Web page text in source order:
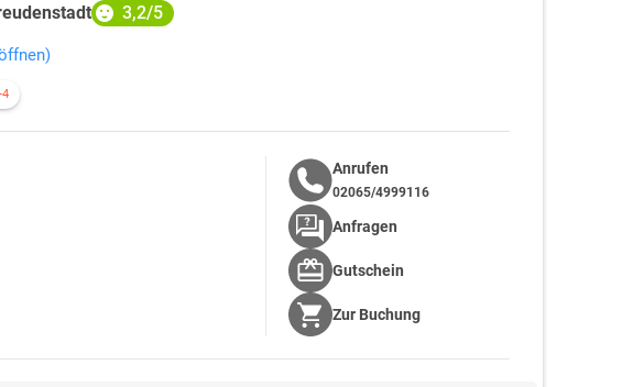
3,2/5
Anrufen
02065/4999116
Anfragen
Gutschein
Zur Buchung